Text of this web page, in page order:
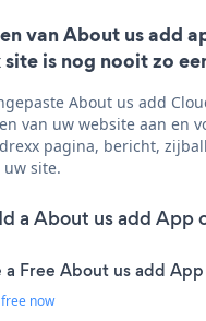
van About us add
is nog nooit zo
About us add
van uw website aan en
pagina, bericht,
site.
a About us add App
a Free About us add App
now